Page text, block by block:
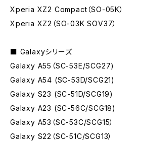
Xperia XZ2 Compact（SO-05K）
Xperia XZ2（SO-03K SOV37）
■ Galaxyシリーズ
Galaxy A55（SC-53E/SCG27)
Galaxy A54 (SC-53D/SCG21)
Galaxy S23 (SC-51D/SCG19)
Galaxy A23 (SC-56C/SCG18)
Galaxy A53（SC-53C/SCG15）
Galaxy S22（SC-51C/SCG13）